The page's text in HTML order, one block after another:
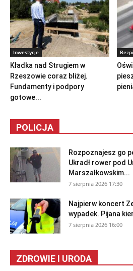
Inwestycje
Kładka nad Strugiem w
Rzeszowie coraz bliżej.
Fundamenty i podpory
gotowe...
POLICJA
Rozpoznajesz go
Ukradł rower pod
Marszałkowskim...
7 sierpnia 2026 17:30
Najpierw koncert
wypadek. Pijana
7 sierpnia 2026 16:00
ZDROWIE I URODA